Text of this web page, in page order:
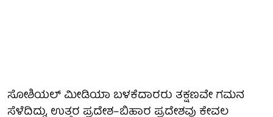
ಸೋಶಿಯಲ್ ಮೀಡಿಯಾ ಬಳಕೆದಾರರು ತಕ್ಷಣವೇ ಗಮನ
ಸೆಳೆದಿದ್ದು, ಉತ್ತರ ಪ್ರದೇಶ–ಬಿಹಾರ ಪ್ರದೇಶವು ಕೇವಲ